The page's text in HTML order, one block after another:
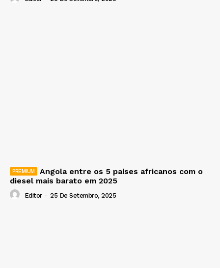
Angola entre os 5 países africanos com o
diesel mais barato em 2025
Editor - 25 De Setembro, 2025